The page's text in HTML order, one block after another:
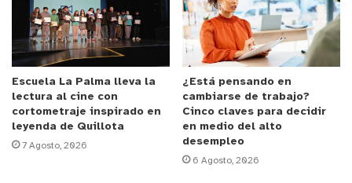
Escuela La Palma lleva la
lectura al cine con
cortometraje inspirado en
leyenda de Quillota
7 Agosto, 2026
¿Está pensando en
cambiarse de trabajo?
Cinco claves para decidir
en medio del alto
desempleo
6 Agosto, 2026